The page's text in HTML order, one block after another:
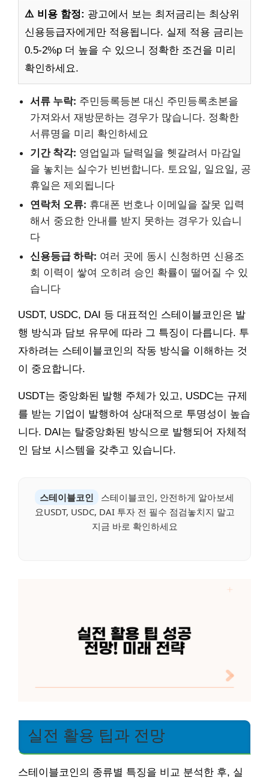
⚠️ 비용 함정: 광고에서 보는 최저금리는 최상위
신용등급자에게만 적용됩니다. 실제 적용 금리는
0.5-2%p 더 높을 수 있으니 정확한 조건을 미리
확인하세요.
서류 누락: 주민등록등본 대신 주민등록초본을
가져와서 재방문하는 경우가 많습니다. 정확한
서류명을 미리 확인하세요
기간 착각: 영업일과 달력일을 헷갈려서 마감일
을 놓치는 실수가 빈번합니다. 토요일, 일요일, 공
휴일은 제외됩니다
연락처 오류: 휴대폰 번호나 이메일을 잘못 입력
해서 중요한 안내를 받지 못하는 경우가 있습니
다
신용등급 하락: 여러 곳에 동시 신청하면 신용조
회 이력이 쌓여 오히려 승인 확률이 떨어질 수 있
습니다
USDT, USDC, DAI 등 대표적인 스테이블코인은 발
행 방식과 담보 유무에 따라 그 특징이 다릅니다. 투
자하려는 스테이블코인의 작동 방식을 이해하는 것
이 중요합니다.
USDT는 중앙화된 발행 주체가 있고, USDC는 규제
를 받는 기업이 발행하여 상대적으로 투명성이 높습
니다. DAI는 탈중앙화된 방식으로 발행되어 자체적
인 담보 시스템을 갖추고 있습니다.
스테이블코인
스테이블코인, 안전하게 알아보세
요USDT, USDC, DAI 투자 전 필수 점검놓치지 말고
지금 바로 확인하세요
실전 활용 팁과 전망
스테이블코인의 종류별 특징을 비교 분석한 후, 실